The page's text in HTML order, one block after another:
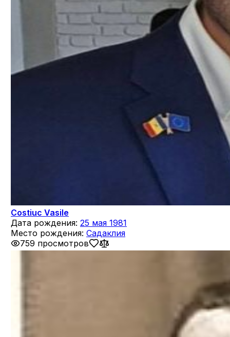
Costiuc Vasile
Дата рождения: 25 мая 1981
Место рождения: Садаклия
759 просмотров